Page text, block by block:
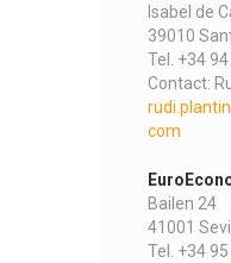
Isabel de
39010
Tel. +34
Contact:
com
Bailen 24
41001
Tel. +34